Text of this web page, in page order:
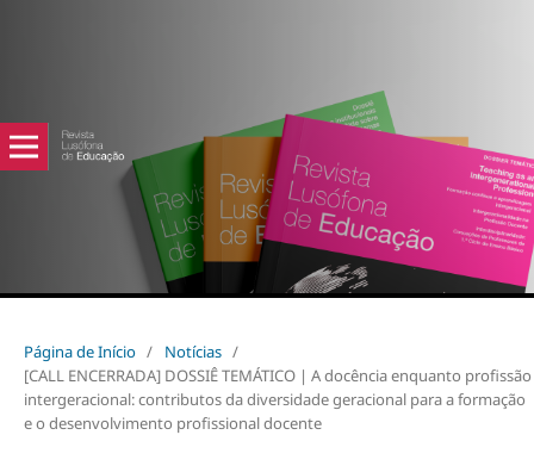
Página de Início / Notícias /
[CALL ENCERRADA] DOSSIÊ TEMÁTICO | A docência enquanto profissão
intergeracional: contributos da diversidade geracional para a formação
e o desenvolvimento profissional docente